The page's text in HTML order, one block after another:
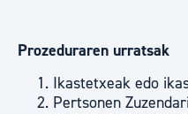
Prozeduraren urratsak
Ikastetxeak edo
Pertsonen